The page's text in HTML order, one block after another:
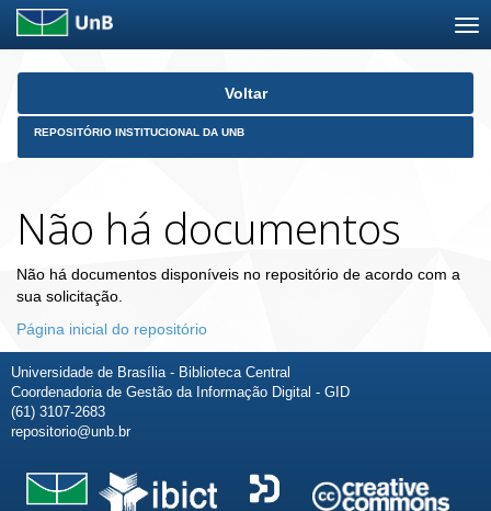
Skip
Voltar
REPOSITÓRIO INSTITUCIONAL DA UNB
Não há documentos
Não há documentos disponíveis no repositório de acordo com a
sua solicitação.
Página inicial do repositório
Universidade de Brasília - Biblioteca Central
Coordenadoria de Gestão da Informação Digital - GID
(61) 3107-2683
repositorio@unb.br